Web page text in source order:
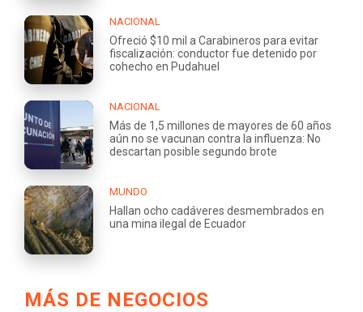
NACIONAL
Ofreció $10 mil a Carabineros para evitar
fiscalización: conductor fue detenido por
cohecho en Pudahuel
NACIONAL
Más de 1,5 millones de mayores de 60 años
aún no se vacunan contra la influenza: No
descartan posible segundo brote
MUNDO
Hallan ocho cadáveres desmembrados en
una mina ilegal de Ecuador
MÁS DE NEGOCIOS